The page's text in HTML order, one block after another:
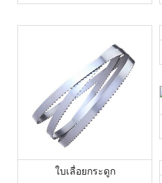
ใบเลื่อยกระดูก